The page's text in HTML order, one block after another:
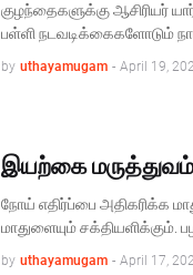
குழந்தைகளுக்கு ஆசிரியர்
பள்ளி நடவடிக்கைகளோடும் நாம்
by uthayamugam - April 19,
இயற்கை
நோய் எதிர்ப்பை அதிகரிக்க
மாதுளையும் சக்தியளிக்கும்.
by uthayamugam - April 17,